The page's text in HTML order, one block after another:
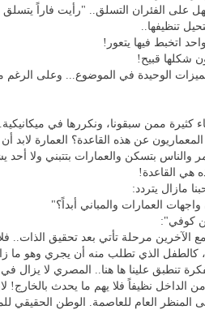
على الفئران التسلق.. "رأيت فاراً يتسلق
تنظيفها..
اتخبط فيها يتعور!
شكلها قبيح!
الوحيدة في الموضوع... وعلى
كثيرة ممن سبقونا، ونكررها في
عن هذه القاعدة؟ العمارة لابد
والناس بتسكن والعمارات بتتبني ولا
هي القاعدة!
مازال يتردد:
واجهات العمارات والمباني أبداً؟"
كوفي":
مع الآخرين مرحلة تأتي بعد تحقيق
الذي تطلب منه أن يجري وهو ما
تنطبق علينا ها هنا.. المصري لا
من الداخل نظيفاً فلا يهم ما يحدث
المنظر العام للعاصمة. الوطن